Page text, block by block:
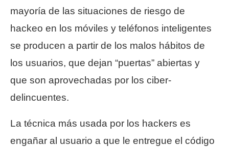
mayoría de las situaciones de riesgo de
hackeo en los móviles y teléfonos inteligentes
se producen a partir de los malos hábitos de
los usuarios, que dejan “puertas” abiertas y
que son aprovechadas por los ciber-
delincuentes.
La técnica más usada por los hackers es
engañar al usuario a que le entregue el código